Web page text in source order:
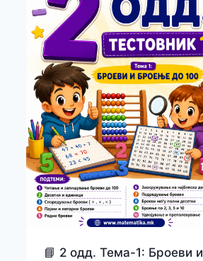
📘 2 одд. Тема-1: Броеви и